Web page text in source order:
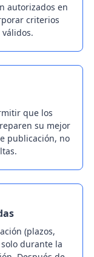
autorizados en
criterios
que los
su mejor
publicación, no
(plazos,
durante la